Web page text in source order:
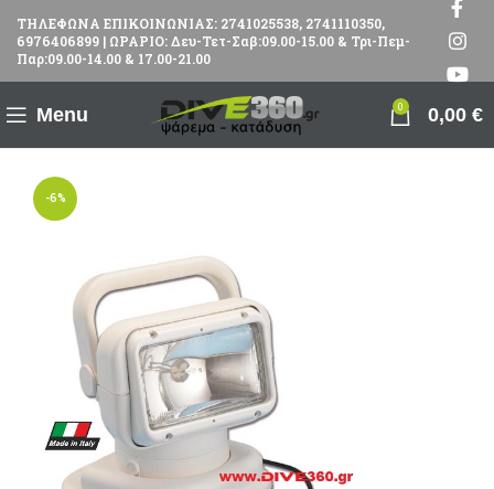
ΤΗΛΕΦΩΝΑ ΕΠΙΚΟΙΝΩΝΙΑΣ: 2741025538, 2741110350,
6976406899 | ΩΡΑΡΙΟ: Δευ-Τετ-Σαβ:09.00-15.00 & Τρι-Πεμ-
Παρ:09.00-14.00 & 17.00-21.00
Menu 0 0,00 €
-6%